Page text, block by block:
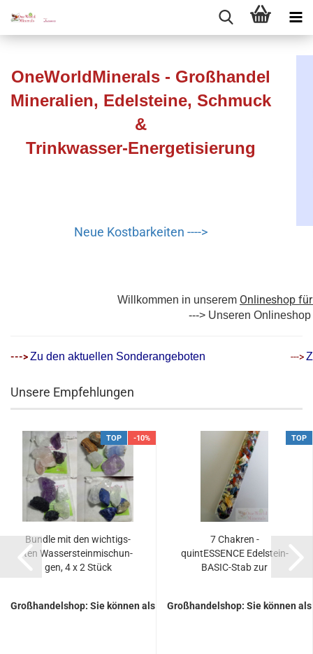
OneWorldMinerals - Großhandel
Mineralien, Edelsteine, Schmuck
&
Trinkwasser-Energetisierung
Neue Kostbarkeiten ---->
Willkommen in unserem Onlineshop
---> Unseren
--->Zu den aktuellen Sonderangeboten --->
Unsere Empfehlungen
TOP -10%
Bund­le mit den wich­tigs­
ten Was­ser­stein­mi­schun­
gen, 4 x 2 Stück
Großhandelshop: Sie können als Gast keine Preise sehen.
TOP
7 Cha­kren -
quintESSENCE Edelstein-​​
BASIC-​Stab zur
Großhandelshop: Sie können